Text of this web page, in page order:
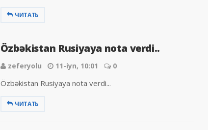
ЧИТАТЬ
Özbəkistan Rusiyaya nota verdi..
zeferyolu 11-iyn, 10:01 0
Özbəkistan Rusiyaya nota verdi...
ЧИТАТЬ